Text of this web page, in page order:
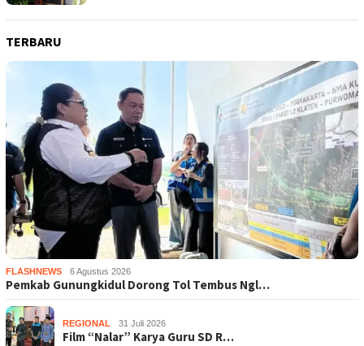
TERBARU
FLASHNEWS 6 Agustus 2026
Pemkab Gunungkidul Dorong Tol Tembus Ngl…
REGIONAL 31 Juli 2026
Film “Nalar” Karya Guru SD R…